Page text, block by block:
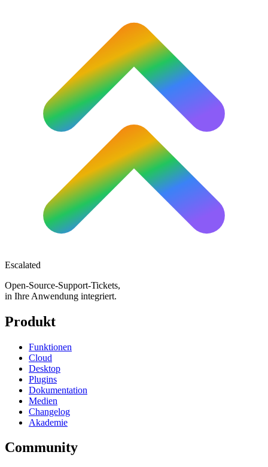
Escalated
Open-Source-Support-Tickets,
in Ihre Anwendung integriert.
Produkt
Funktionen
Cloud
Desktop
Plugins
Dokumentation
Medien
Changelog
Akademie
Community